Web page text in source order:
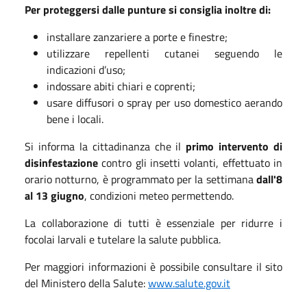
Per proteggersi dalle punture si consiglia inoltre di:
installare zanzariere a porte e finestre;
utilizzare repellenti cutanei seguendo le
indicazioni d’uso;
indossare abiti chiari e coprenti;
usare diffusori o spray per uso domestico aerando
bene i locali.
Si informa la cittadinanza che il primo intervento di
disinfestazionecontro gli insetti volanti, effettuato in
orario notturno, è programmato per la settimanadall'8
al 13 giugno, condizioni meteo permettendo.
La collaborazione di tutti è essenziale per ridurre i
focolai larvali e tutelare la salute pubblica.
Per maggiori informazioni è possibile consultare il sito
del Ministero della Salute:www.salute.gov.it